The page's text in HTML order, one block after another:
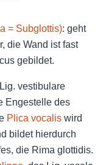
= Subglottis): geht
die Wand ist fast
gebildet.
vestibulare
Engestelle des
Plica vocalis wird
bildet hierdurch
die Rima glottidis.